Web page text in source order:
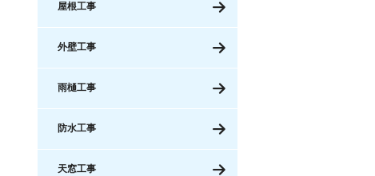
屋根工事
外壁工事
雨樋工事
防水工事
天窓工事